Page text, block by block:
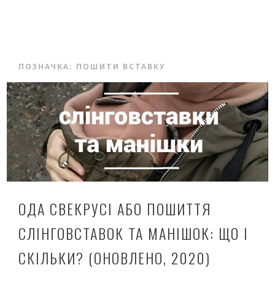
ПОЗНАЧКА: ПОШИТИ ВСТАВКУ
ОДА СВЕКРУСІ АБО ПОШИТТЯ
СЛІНГОВСТАВОК ТА МАНІШОК: ЩО І
СКІЛЬКИ? (ОНОВЛЕНО, 2020)